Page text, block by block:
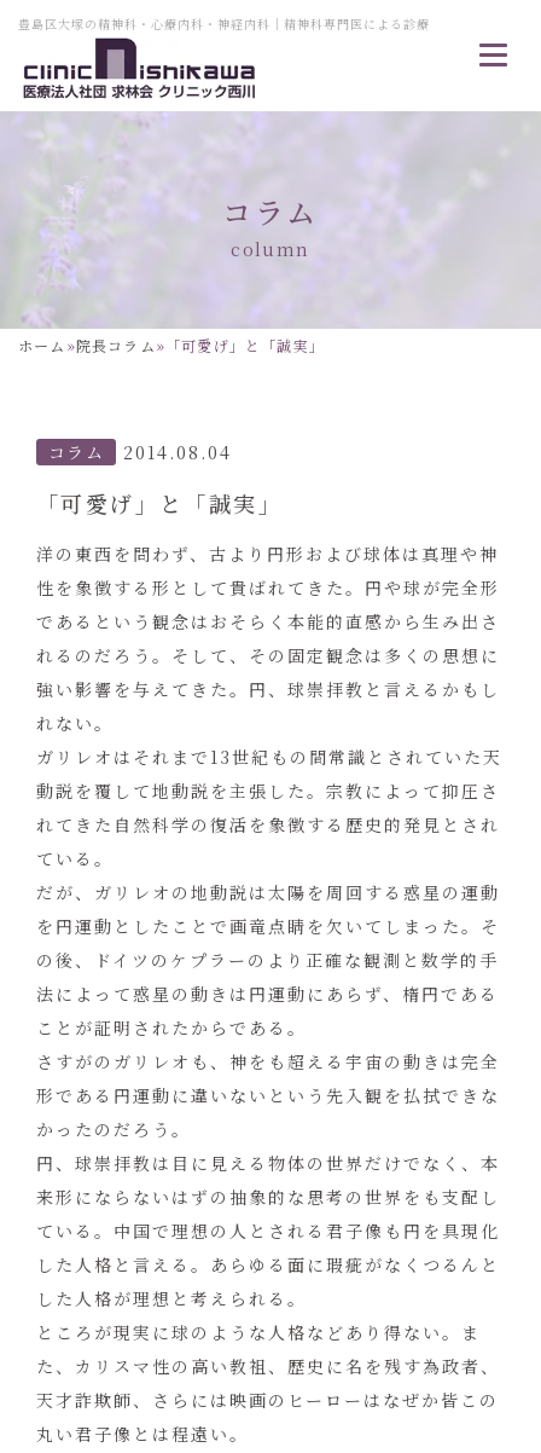
豊島区大塚の精神科・心療内科・神経内科｜精神科専門医による診療
コラム
column
ホーム »院長コラム» 「可愛げ」と「誠実」
コラム 2014.08.04
「可愛げ」と「誠実」
洋の東西を問わず、古より円形および球体は真理や神
性を象徴する形として貴ばれてきた。円や球が完全形
であるという観念はおそらく本能的直感から生み出さ
れるのだろう。そして、その固定観念は多くの思想に
強い影響を与えてきた。円、球崇拝教と言えるかもし
れない。
ガリレオはそれまで13世紀もの間常識とされていた天
動説を覆して地動説を主張した。宗教によって抑圧さ
れてきた自然科学の復活を象徴する歴史的発見とされ
ている。
だが、ガリレオの地動説は太陽を周回する惑星の運動
を円運動としたことで画竜点睛を欠いてしまった。そ
の後、ドイツのケプラーのより正確な観測と数学的手
法によって惑星の動きは円運動にあらず、楕円である
ことが証明されたからである。
さすがのガリレオも、神をも超える宇宙の動きは完全
形である円運動に違いないという先入観を払拭できな
かったのだろう。
円、球崇拝教は目に見える物体の世界だけでなく、本
来形にならないはずの抽象的な思考の世界をも支配し
ている。中国で理想の人とされる君子像も円を具現化
した人格と言える。あらゆる面に瑕疵がなくつるんと
した人格が理想と考えられる。
ところが現実に球のような人格などあり得ない。ま
た、カリスマ性の高い教祖、歴史に名を残す為政者、
天才詐欺師、さらには映画のヒーローはなぜか皆この
丸い君子像とは程遠い。